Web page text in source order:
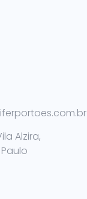
Alzira,